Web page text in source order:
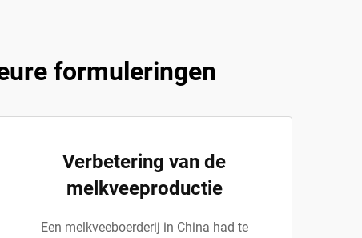
formuleringen
Verbetering van de
melkveeproductie
Een melkveeboerderij in China had te